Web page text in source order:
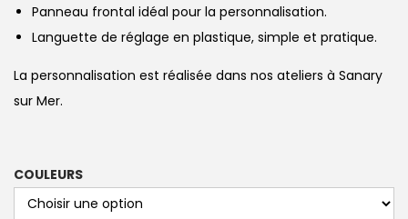
Panneau frontal idéal pour la personnalisation.
Languette de réglage en plastique, simple et pratique.
La personnalisation est réalisée dans nos ateliers à Sanary
sur Mer.
COULEURS